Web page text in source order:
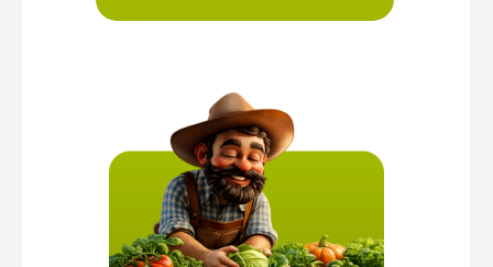
Один блогер говорит:
«Опрыскивайте этим!»
«Это не работает,
берите вот то!»
Третий:«Химия — зло,
Вы не знаете, кому верить
ИНФОРМАЦИОННЫЙ
ХАОС